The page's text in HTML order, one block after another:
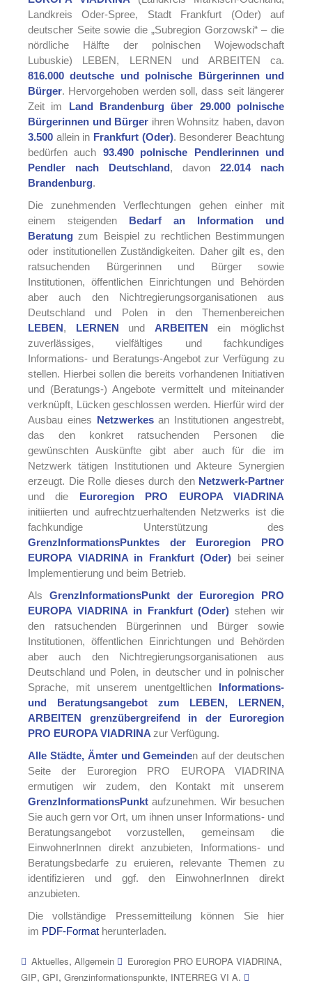
Landkreis Oder-Spree, Stadt Frankfurt (Oder) auf
deutscher Seite sowie die „Subregion Gorzowski“ – die
nördliche Hälfte der polnischen Wojewodschaft
Lubuskie) LEBEN, LERNEN und ARBEITEN ca.
816.000 deutsche und polnische Bürgerinnen und
Bürger. Hervorgehoben werden soll, dass seit längerer
Zeit im Land Brandenburg über 29.000 polnische
Bürgerinnen und Bürger ihren Wohnsitz haben, davon
3.500 allein in Frankfurt (Oder). Besonderer Beachtung
bedürfen auch 93.490 polnische Pendlerinnen und
Pendler nach Deutschland, davon 22.014 nach
Brandenburg.
Die zunehmenden Verflechtungen gehen einher mit
einem steigenden Bedarf an Information und
Beratung zum Beispiel zu rechtlichen Bestimmungen
oder institutionellen Zuständigkeiten. Daher gilt es, den
ratsuchenden Bürgerinnen und Bürger sowie
Institutionen, öffentlichen Einrichtungen und Behörden
aber auch den Nichtregierungsorganisationen aus
Deutschland und Polen in den Themenbereichen
LEBEN, LERNEN und ARBEITENein möglichst
zuverlässiges, vielfältiges und fachkundiges
Informations- und Beratungs-Angebot zur Verfügung zu
stellen. Hierbei sollen die bereits vorhandenen Initiativen
und (Beratungs-) Angebote vermittelt und miteinander
verknüpft, Lücken geschlossen werden. Hierfür wird der
Ausbau eines Netzwerkesan Institutionen angestrebt,
das den konkret ratsuchenden Personen die
gewünschten Auskünfte gibt aber auch für die im
Netzwerk tätigen Institutionen und Akteure Synergien
erzeugt. Die Rolle dieses durch den Netzwerk-Partner
und die Euroregion PRO EUROPA VIADRINA
initiierten und aufrechtzuerhaltenden Netzwerks ist die
fachkundige Unterstützung des
GrenzInformationsPunktes der Euroregion PRO
EUROPA VIADRINA in Frankfurt (Oder) bei seiner
Implementierung und beim Betrieb.
Als GrenzInformationsPunkt der Euroregion PRO
EUROPA VIADRINA in Frankfurt (Oder) stehen wir
den ratsuchenden Bürgerinnen und Bürger sowie
Institutionen, öffentlichen Einrichtungen und Behörden
aber auch den Nichtregierungsorganisationen aus
Deutschland und Polen, in deutscher und in polnischer
Sprache, mit unserem unentgeltlichen Informations-
und Beratungsangebot zum LEBEN, LERNEN,
ARBEITEN grenzübergreifend in der Euroregion
PRO EUROPA VIADRINA zur Verfügung.
Alle Städte, Ämter und Gemeinden auf der deutschen
Seite der Euroregion PRO EUROPA VIADRINA
ermutigen wir zudem, den Kontakt mit unserem
GrenzInformationsPunktaufzunehmen. Wir besuchen
Sie auch gern vor Ort, um ihnen unser Informations- und
Beratungsangebot vorzustellen, gemeinsam die
EinwohnerInnen direkt anzubieten, Informations- und
Beratungsbedarfe zu eruieren, relevante Themen zu
identifizieren und ggf. den EinwohnerInnen direkt
anzubieten.
Die vollständige Pressemitteilung können Sie hier
im PDF-Format herunterladen.
Aktuelles, Allgemein Euroregion PRO EUROPA VIADRINA,
GIP, GPI, Grenzinformationspunkte, INTERREG VI A.